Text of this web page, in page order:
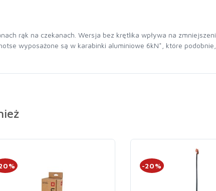
rąk na czekanach. Wersja bez krętlika wpływa na
wyposażone są w karabinki aluminiowe 6kN*, które podobnie,
-20%